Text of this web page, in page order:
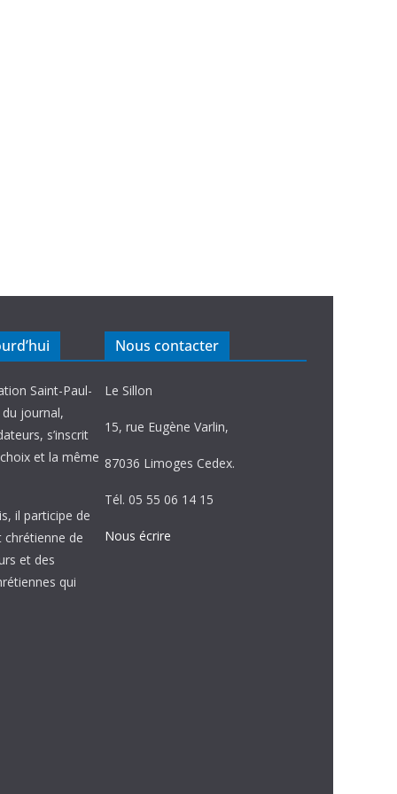
Saint-Paul-
journal,
s’inscrit
et la même
il participe de
chrétienne de
et des
qui
Nous contacter
Le Sillon
15, rue Eugène Varlin,
87036 Limoges Cedex.
Tél. 05 55 06 14 15
Nous écrire